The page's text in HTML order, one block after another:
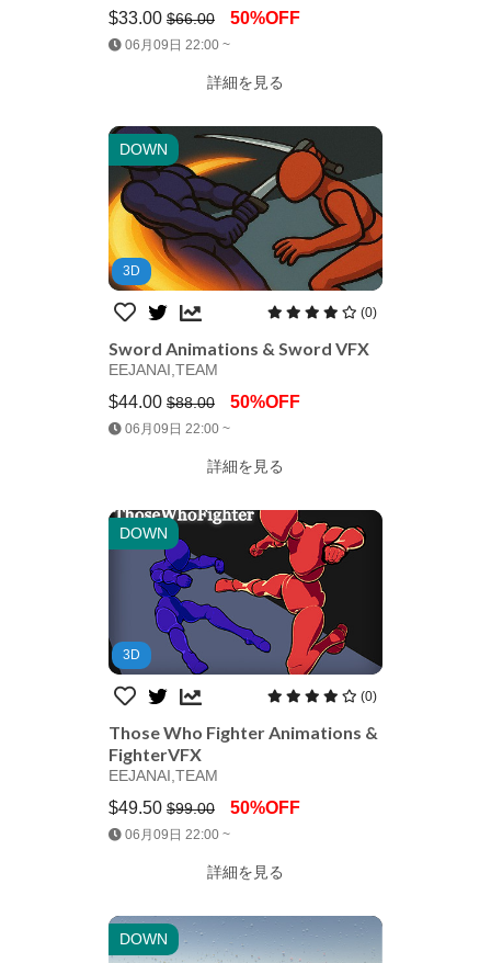
$33.00 $66.00 50%OFF
06月09日 22:00 ~
詳細を見る
DOWN
Jump AssetStore
3D
(0)
Sword Animations & Sword VFX
EEJANAI,TEAM
$44.00 $88.00 50%OFF
06月09日 22:00 ~
詳細を見る
DOWN
Jump AssetStore
3D
(0)
Those Who Fighter Animations &
FighterVFX
EEJANAI,TEAM
$49.50 $99.00 50%OFF
06月09日 22:00 ~
詳細を見る
DOWN
Jump AssetStore